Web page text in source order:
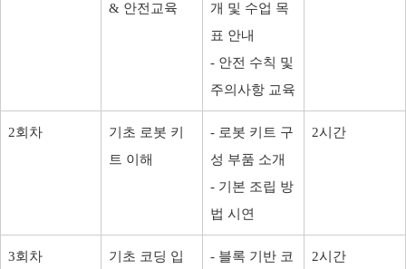
& 안전교육
개 및 수업 목
표 안내
- 안전 수칙 및
주의사항 교육
2회차
기초 로봇 키
트 이해
- 로봇 키트 구
성 부품 소개
- 기본 조립 방
법 시연
2시간
3회차
기초 코딩 입
- 블록 기반 코
2시간